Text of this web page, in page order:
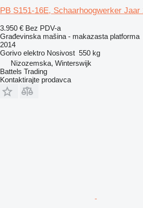
PB S151-16E, Schaarhoogwerker
3.950 € Bez PDV-a
Građevinska mašina - makazasta platforma
2014
Gorivo elektro Nosivost 550 kg
Nizozemska, Winterswijk
Battels Trading
Kontaktirajte prodavca